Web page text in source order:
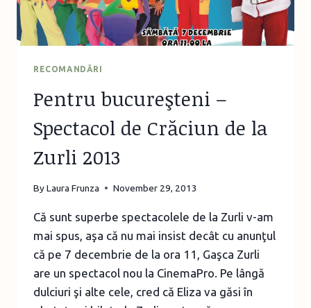
RECOMANDĂRI
Pentru bucureşteni –
Spectacol de Crăciun de la
Zurli 2013
ByLaura Frunza November 29, 2013
Că sunt superbe spectacolele de la Zurli v-am
mai spus, aşa că nu mai insist decât cu anunţul
că pe 7 decembrie de la ora 11, Gaşca Zurli
are un spectacol nou la CinemaPro. Pe lângă
dulciuri şi alte cele, cred că Eliza va găsi în